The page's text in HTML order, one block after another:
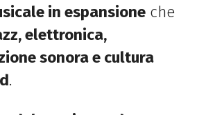
in espansioneche
elettronica,
sonora e cultura
.